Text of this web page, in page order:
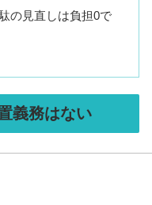
の見直しは負担0で
義務はない